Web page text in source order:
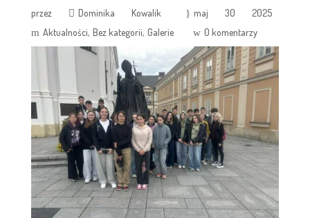
przez Dominika Kowalik
maj 30 2025
Aktualności Bez kategorii Galerie 0 komentarzy